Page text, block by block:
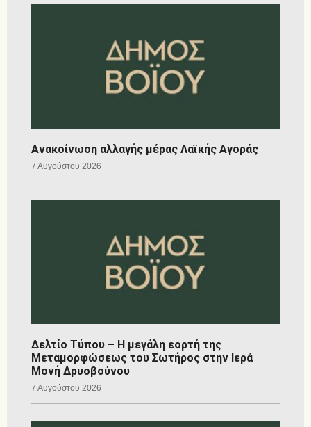
Ανακοίνωση αλλαγής μέρας Λαϊκής Αγοράς
7 Αυγούστου 2026
Δελτίο Τύπου – Η μεγάλη εορτή της
Μεταμορφώσεως του Σωτήρος στην Ιερά
Μονή Δρυοβούνου
7 Αυγούστου 2026